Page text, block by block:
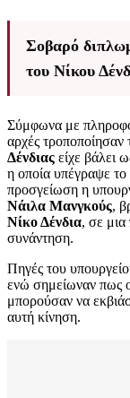
Σοβαρό
του Νίκου
Σύμφωνα με
αρχές
Δένδιας είχε βάλει
η οποία υπέγραψε
προσγείωση η
Νάιλα Μανγκούς,
Νίκο Δένδια, σε μια
συνάντηση.
Πηγές του
ενώ σημείωναν πως
μπορούσαν να
αυτή κίνηση.